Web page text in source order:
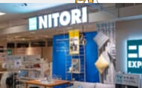
ねとらぼメニュー
TOP ニュース
エンタメ クイズ
グルメ 地域
住まい 教育・育児